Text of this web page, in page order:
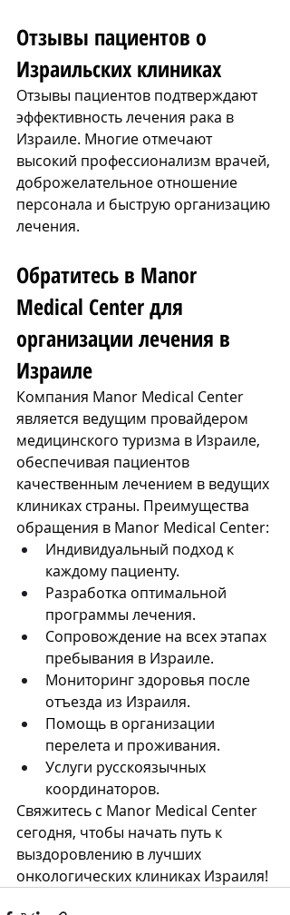
Отзывы пациентов о
Израильских клиниках
Отзывы пациентов подтверждают
эффективность лечения рака в
Израиле. Многие отмечают
высокий профессионализм врачей,
доброжелательное отношение
персонала и быструю организацию
лечения.
Обратитесь в Manor
Medical Center для
организации лечения в
Израиле
Компания Manor Medical Center
является ведущим провайдером
медицинского туризма в Израиле,
обеспечивая пациентов
качественным лечением в ведущих
клиниках страны. Преимущества
обращения в Manor Medical Center:
Индивидуальный подход к
каждому пациенту.
Разработка оптимальной
программы лечения.
Сопровождение на всех этапах
пребывания в Израиле.
Мониторинг здоровья после
отъезда из Израиля.
Помощь в организации
перелета и проживания.
Услуги русскоязычных
координаторов.
Свяжитесь с Manor Medical Center
сегодня, чтобы начать путь к
выздоровлению в лучших
онкологических клиниках Израиля!